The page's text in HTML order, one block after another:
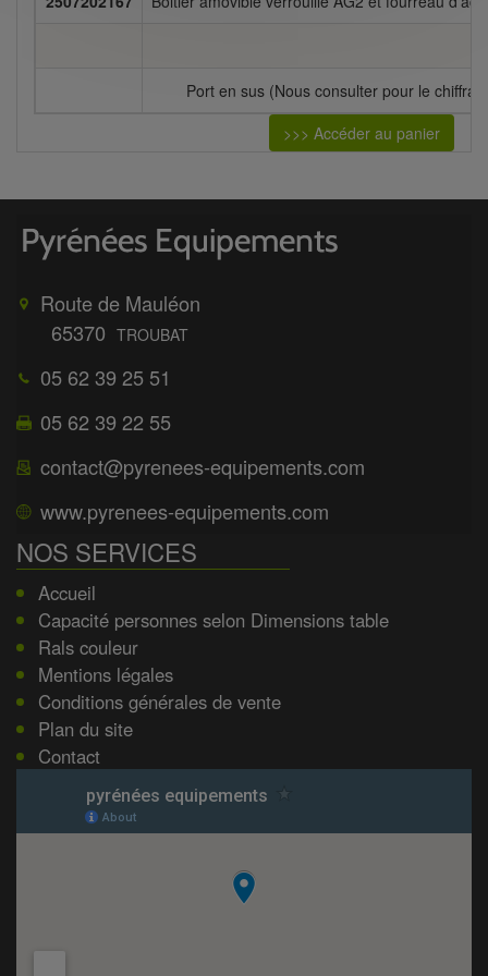
Port en sus (Nous consulter pour le
>>> Accéder au panier
Route de Mauléon
65370 TROUBAT
05 62 39 25 51
05 62 39 22 55
contact@pyrenees-equipements.com
www.pyrenees-equipements.com
NOS SERVICES
Accueil
Capacité personnes selon Dimensions table
Rals couleur
Mentions légales
Conditions générales de vente
Plan du site
Contact